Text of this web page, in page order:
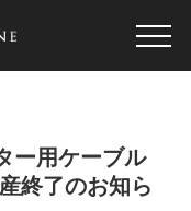
ー用ケーブル
終了のお知ら